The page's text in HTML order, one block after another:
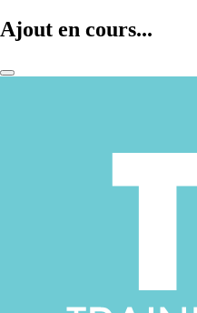
Ajout en cours...